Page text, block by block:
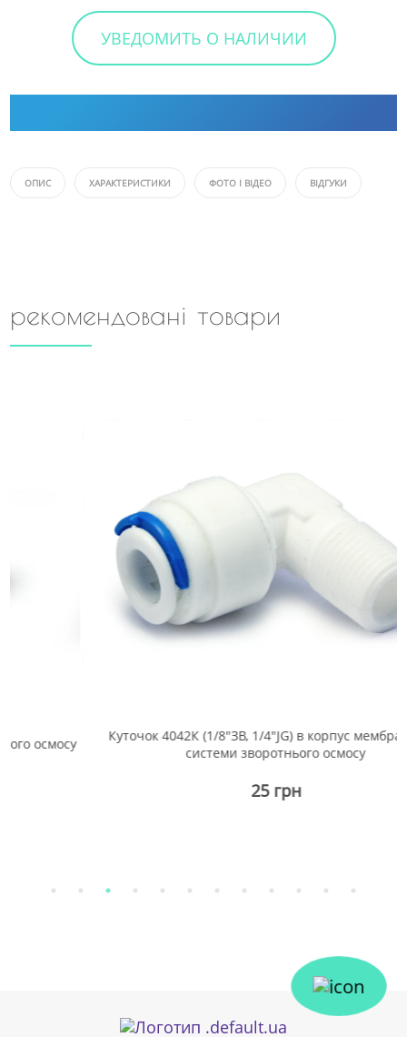
УВЕДОМИТЬ О НАЛИЧИИ
ОПИС ХАРАКТЕРИСТИКИ ФОТО І ВІДЕО ВІДГУКИ
рекомендовані товари
Куточок 4042К (1/8"ЗВ, 1/4"JG) в корпус мембрани для
системи зворотнього осмосу